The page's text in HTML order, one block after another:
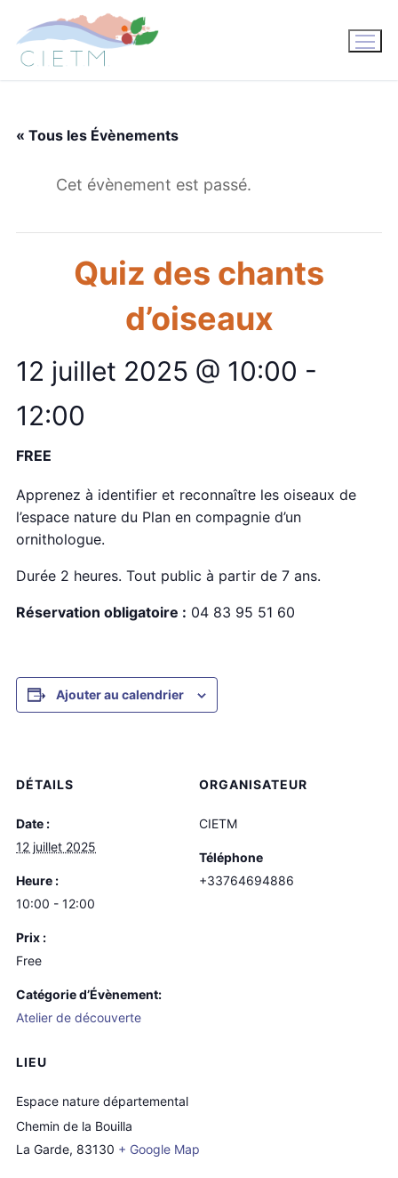
contenu
« Tous les Évènements
Cet évènement est passé.
Quiz des chants
d’oiseaux
12 juillet 2025 @ 10:00 -
12:00
FREE
Apprenez à identifier et reconnaître les oiseaux de
l’espace nature du Plan en compagnie d’un
ornithologue.
Durée 2 heures. Tout public à partir de 7 ans.
Réservation obligatoire : 04 83 95 51 60
Ajouter au calendrier
DÉTAILS
Date :
12 juillet 2025
Heure :
10:00 - 12:00
Prix :
Free
Catégorie d’Évènement:
Atelier de découverte
LIEU
Espace nature départemental
Chemin de la Bouilla
La Garde, 83130 + Google Map
ORGANISATEUR
CIETM
Téléphone
+33764694886